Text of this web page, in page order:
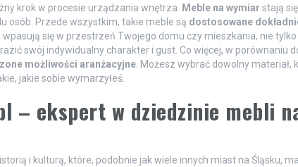
krok w procesie urządzania wnętrza. Meble na wymiar stają
osób. Przede wszystkim, takie meble są dostosowane
wpasują się w przestrzeń Twojego domu czy mieszkania, nie
swój indywidualny charakter i gust. Co więcej, w porównaniu
możliwości aranżacyjne. Możesz wybrać dowolny materiał,
jakie sobie wymarzyłeś.
– ekspert w dziedzinie mebli
i kulturą, które, podobnie jak wiele innych miast na Śląsku,